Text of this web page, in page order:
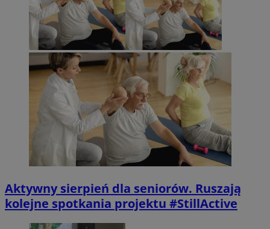
Aktywny sierpień dla seniorów. Ruszają
kolejne spotkania projektu #StillActive